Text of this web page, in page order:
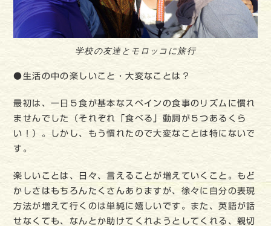
学校の友達とモロッコに旅行
●生活の中の楽しいこと・大変なことは？
最初は、一日５食が基本なスペインの食事のリズムに慣れ
ませんでした（それぞれ「食べる」動詞が５つあるくら
い！）。しかし、もう慣れたので大変なことは特にないで
す。
楽しいことは、日々、言えることが増えていくこと。もど
かしさはもちろんたくさんありますが、徐々に自分の表現
方法が増えて行くのは単純に嬉しいです。また、英語が話
せなくても、なんとか助けてくれようとしてくれる、親切